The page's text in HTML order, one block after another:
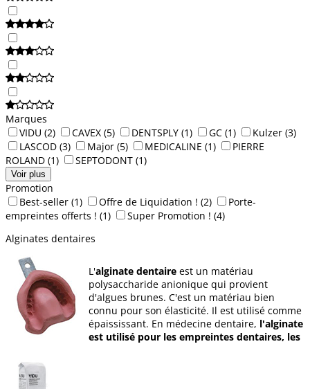
Marques
VIDU (2) CAVEX (5) DENTSPLY (1) GC (1) Kulzer (3)
LASCOD (3) Major (5) MEDICALINE (1)
PIERRE
ROLAND (1) SEPTODONT (1)
Voir plus
Promotion
Best-seller (1) Offre de Liquidation ! (2)
Porte-
empreintes offerts ! (1) Super Promotion ! (4)
Alginates dentaires
L'alginate dentaire est un matériau
polysaccharide anionique qui provient
d'algues brunes. C'est un matériau bien
connu pour son élasticité. Il est utilisé comme
épaississant. En médecine dentaire, l'alginate
est utilisé pour les empreintes dentaires, les